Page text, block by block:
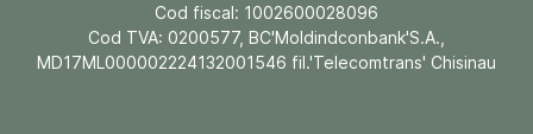
Cod fiscal: 1002600028096
Cod TVA: 0200577, BC'Moldindconbank'S.A.,
MD17ML000002224132001546 fil.'Telecomtrans' Chisinau